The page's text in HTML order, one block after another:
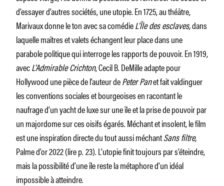
d’essayer d’autres sociétés, une utopie. En 1725, au théâtre,
Marivaux donne le ton avec sa comédieL’Île des esclaves,dans
laquelle maîtres et valets échangent leur place dans une
parabole politique qui interroge les rapports de pouvoir. En 1919,
avecL’Admirable Crichton, Cecil B. DeMille adapte pour
Hollywood une pièce de l’auteur dePeter Panet fait valdinguer
les conventions sociales et bourgeoises en racontant le
naufrage d’un yacht de luxe sur une île et la prise de pouvoir par
un majordome sur ces oisifs égarés. Méchant et insolent, le film
est une inspiration directe du tout aussi méchantSans filtre,
Palme d’or 2022 (lire p. 23). L’utopie finit toujours par s’éteindre,
mais la possibilité d’une île reste la métaphore d’un idéal
impossible à atteindre.